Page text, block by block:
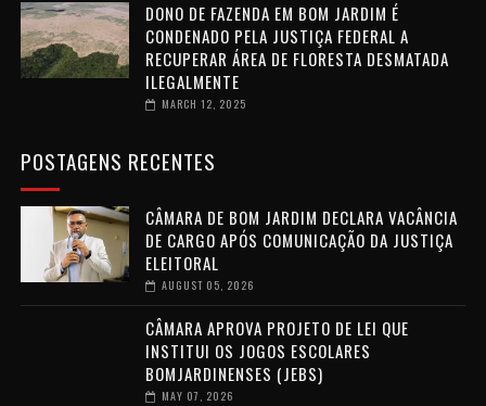
DONO DE FAZENDA EM BOM JARDIM É
CONDENADO PELA JUSTIÇA FEDERAL A
RECUPERAR ÁREA DE FLORESTA DESMATADA
ILEGALMENTE
MARCH 12, 2025
POSTAGENS RECENTES
CÂMARA DE BOM JARDIM DECLARA VACÂNCIA
DE CARGO APÓS COMUNICAÇÃO DA JUSTIÇA
ELEITORAL
AUGUST 05, 2026
CÂMARA APROVA PROJETO DE LEI QUE
INSTITUI OS JOGOS ESCOLARES
BOMJARDINENSES (JEBS)
MAY 07, 2026